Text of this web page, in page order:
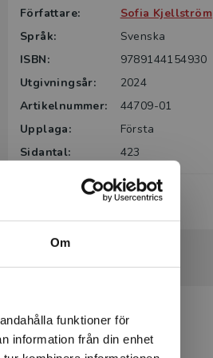
Om
funktioner för
information från din enhet
Författare:
Sofia Kjellström
Språk:
Svenska
ISBN:
9789144154930
Utgivningsår:
2024
Artikelnummer:
44709-01
Upplaga:
Första
Sidantal:
423
Köp- och leveransvillkor